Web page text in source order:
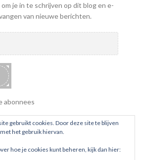
je in te schrijven op dit blog en e-
van nieuwe berichten.
abonnees
gebruikt cookies. Door deze site te blijven
het gebruik hiervan.
hoe je cookies kunt beheren, kijk dan hier: